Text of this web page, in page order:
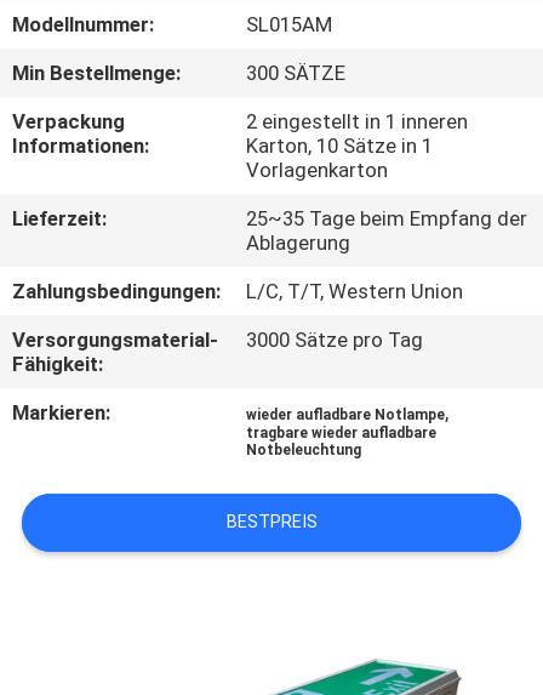
QUALITÄTSKONTROLLE
TRETEN
SIE
UNS
IN
VERBINDUNG
SITEMAP
Modellnummer:
SL015AM
Min Bestellmenge:
300 SÄTZE
Verpackung
Informationen:
2 eingestellt in 1 inneren
Karton, 10 Sätze in 1
Vorlagenkarton
Lieferzeit:
25~35 Tage beim Empfang der
Ablagerung
Zahlungsbedingungen:
L/C, T/T, Western Union
Versorgungsmaterial-
Fähigkeit:
3000 Sätze pro Tag
Markieren: wieder aufladbare Notlampe,
tragbare wieder aufladbare
Notbeleuchtung
BESTPREIS